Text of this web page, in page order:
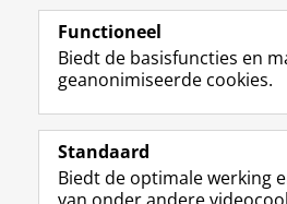
View this page in:English
Volg ons op
De UB voor medewerkers
Functioneel
Biedt de basisfuncties en
geanonimiseerde cookies.
Standaard
Biedt de optimale werking